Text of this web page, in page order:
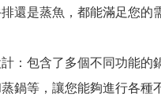
還是蒸魚，都能滿足您的需
：包含了多個不同功能的
鍋等，讓您能夠進行各種